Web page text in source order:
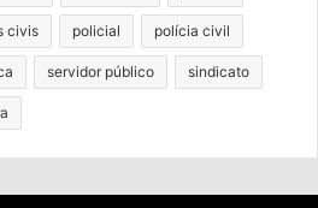
civis policial polícia civil
servidor público sindicato